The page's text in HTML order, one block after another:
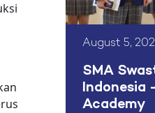
August 5,
SMA
Indonesia
Academy